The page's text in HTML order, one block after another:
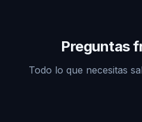
Preguntas
Todo lo que necesitas